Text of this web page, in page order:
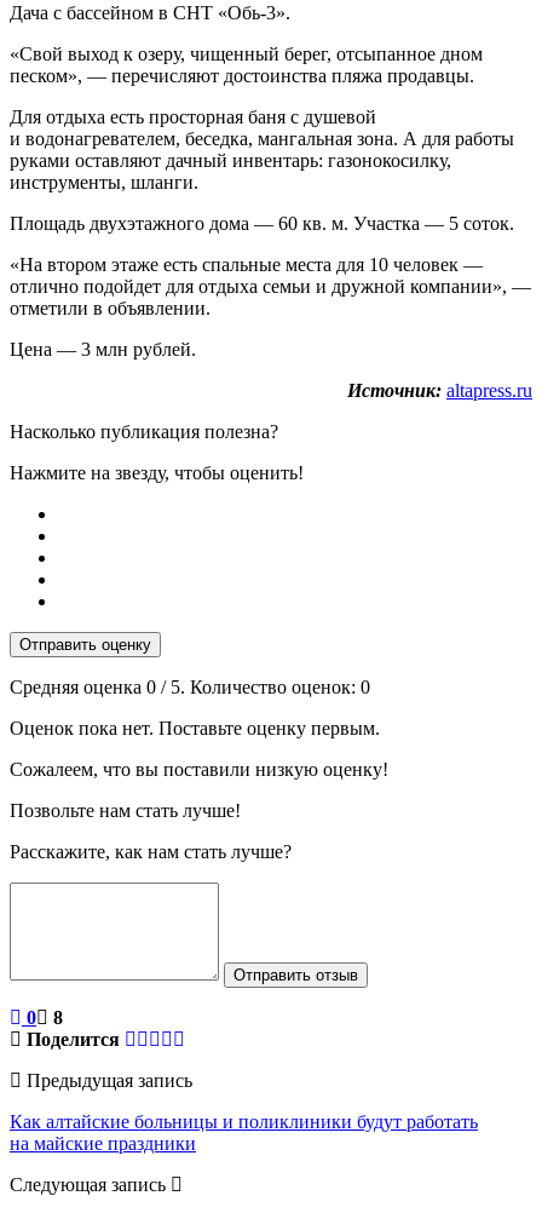
Дача с бассейном в СНТ «Обь-3».
«Свой выход к озеру, чищенный берег, отсыпанное дном
песком», — перечисляют достоинства пляжа продавцы.
Для отдыха есть просторная баня с душевой
и водонагревателем, беседка, мангальная зона. А для работы
руками оставляют дачный инвентарь: газонокосилку,
инструменты, шланги.
Площадь двухэтажного дома — 60 кв. м. Участка — 5 соток.
«На втором этаже есть спальные места для 10 человек —
отлично подойдет для отдыха семьи и дружной компании», —
отметили в объявлении.
Цена — 3 млн рублей.
Источник: altapress.ru
Насколько публикация полезна?
Нажмите на звезду, чтобы оценить!
Отправить оценку
Средняя оценка 0 / 5. Количество оценок: 0
Оценок пока нет. Поставьте оценку первым.
Сожалеем, что вы поставили низкую оценку!
Позвольте нам стать лучше!
Расскажите, как нам стать лучше?
Отправить отзыв
0
8
Поделится
Предыдущая запись
Как алтайские больницы и поликлиники будут работать
на майские праздники
Следующая запись